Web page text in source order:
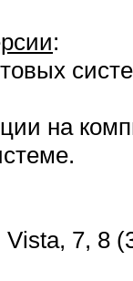
:
на
7, 8